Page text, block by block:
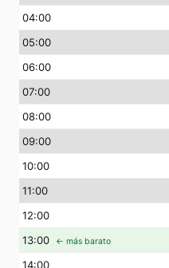
04:00
05:00
06:00
07:00
08:00
09:00
10:00
11:00
12:00
13:00 ← más barato
14:00